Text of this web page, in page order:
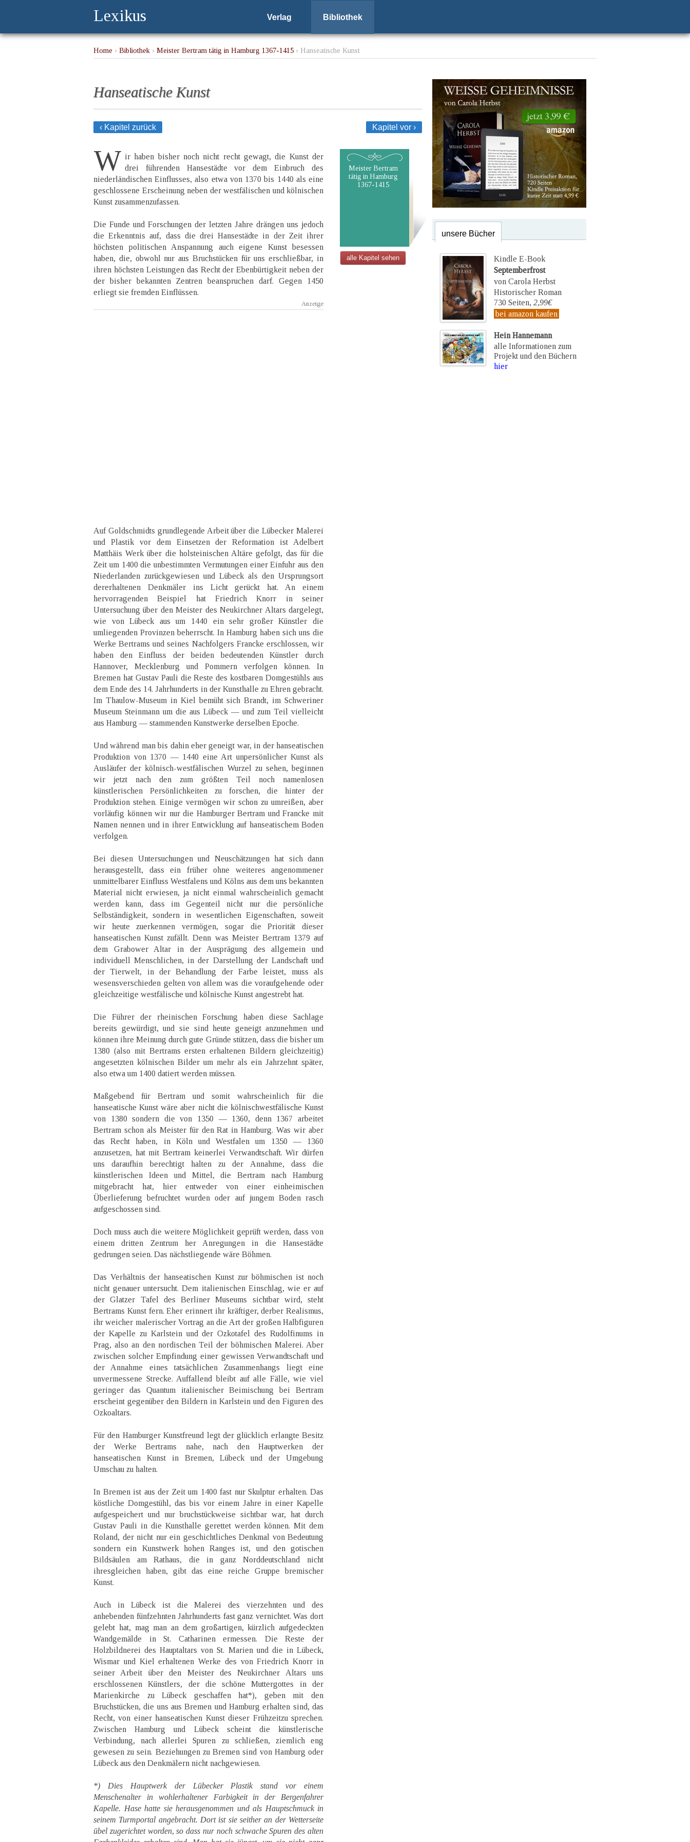
Lexikus Verlag Bibliothek
Home › Bibliothek › Meister Bertram tätig in Hamburg 1367-1415 › Hanseatische Kunst
Hanseatische Kunst
‹ Kapitel zurück Kapitel vor ›
W ir haben bisher noch nicht recht gewagt, die Kunst der
drei führenden Hansestädte vor dem Einbruch des
niederländischen Einflusses, also etwa von 1370 bis 1440 als eine
geschlossene Erscheinung neben der westfälischen und kölnischen
Kunst zusammenzufassen.
Die Funde und Forschungen der letzten Jahre drängen uns jedoch
die Erkenntnis auf, dass die drei Hansestädte in der Zeit ihrer
höchsten politischen Anspannung auch eigene Kunst besessen
haben, die, obwohl nur aus Bruchstücken für uns erschließbar, in
ihren höchsten Leistungen das Recht der Ebenbürtigkeit neben der
der bisher bekannten Zentren beanspruchen darf. Gegen 1450
erliegt sie fremden Einflüssen.
Auf Goldschmidts grundlegende Arbeit über die Lübecker Malerei
und Plastik vor dem Einsetzen der Reformation ist Adelbert
Matthäis Werk über die holsteinischen Altäre gefolgt, das für die
Zeit um 1400 die unbestimmten Vermutungen einer Einfuhr aus den
Niederlanden zurückgewiesen und Lübeck als den Ursprungsort
dererhaltenen Denkmäler ins Licht gerückt hat. An einem
hervorragenden Beispiel hat Friedrich Knorr in seiner
Untersuchung über den Meister des Neukirchner Altars dargelegt,
wie von Lübeck aus um 1440 ein sehr großer Künstler die
umliegenden Provinzen beherrscht. In Hamburg haben sich uns die
Werke Bertrams und seines Nachfolgers Francke erschlossen, wir
haben den Einfluss der beiden bedeutenden Künstler durch
Hannover, Mecklenburg und Pommern verfolgen können. In
Bremen hat Gustav Pauli die Reste des kostbaren Domgestühls aus
dem Ende des 14. Jahrhunderts in der Kunsthalle zu Ehren gebracht.
Im Thaulow-Museum in Kiel bemüht sich Brandt, im Schweriner
Museum Steinmann um die aus Lübeck — und zum Teil vielleicht
aus Hamburg — stammenden Kunstwerke derselben Epoche.
Und während man bis dahin eher geneigt war, in der hanseatischen
Produktion von 1370 — 1440 eine Art unpersönlicher Kunst als
Ausläufer der kölnisch-westfälischen Wurzel zu sehen, beginnen
wir jetzt nach den zum größten Teil noch namenlosen
künstlerischen Persönlichkeiten zu forschen, die hinter der
Produktion stehen. Einige vermögen wir schon zu umreißen, aber
vorläufig können wir nur die Hamburger Bertram und Francke mit
Namen nennen und in ihrer Entwicklung auf hanseatischem Boden
verfolgen.
Bei diesen Untersuchungen und Neuschätzungen hat sich dann
herausgestellt, dass ein früher ohne weiteres angenommener
unmittelbarer Einfluss Westfalens und Kölns aus dem uns bekannten
Material nicht erwiesen, ja nicht einmal wahrscheinlich gemacht
werden kann, dass im Gegenteil nicht nur die persönliche
Selbständigkeit, sondern in wesentlichen Eigenschaften, soweit
wir heute zuerkennen vermögen, sogar die Priorität dieser
hanseatischen Kunst zufällt. Denn was Meister Bertram 1379 auf
dem Grabower Altar in der Ausprägung des allgemein und
individuell Menschlichen, in der Darstellung der Landschaft und
der Tierwelt, in der Behandlung der Farbe leistet, muss als
wesensverschieden gelten von allem was die voraufgehende oder
gleichzeitige westfälische und kölnische Kunst angestrebt hat.
Die Führer der rheinischen Forschung haben diese Sachlage
bereits gewürdigt, und sie sind heute geneigt anzunehmen und
können ihre Meinung durch gute Gründe stützen, dass die bisher um
1380 (also mit Bertrams ersten erhaltenen Bildern gleichzeitig)
angesetzten kölnischen Bilder um mehr als ein Jahrzehnt später,
also etwa um 1400 datiert werden müssen.
Maßgebend für Bertram und somit wahrscheinlich für die
hanseatische Kunst wäre aber nicht die kölnischwestfälische Kunst
von 1380 sondern die von 1350 — 1360, denn 1367 arbeitet
Bertram schon als Meister für den Rat in Hamburg. Was wir aber
das Recht haben, in Köln und Westfalen um 1350 — 1360
anzusetzen, hat mit Bertram keinerlei Verwandtschaft. Wir dürfen
uns daraufhin berechtigt halten zu der Annahme, dass die
künstlerischen Ideen und Mittel, die Bertram nach Hamburg
mitgebracht hat, hier entweder von einer einheimischen
Überlieferung befruchtet wurden oder auf jungem Boden rasch
aufgeschossen sind.
Doch muss auch die weitere Möglichkeit geprüft werden, dass von
einem dritten Zentrum her Anregungen in die Hansestädte
gedrungen seien. Das nächstliegende wäre Böhmen.
Das Verhältnis der hanseatischen Kunst zur böhmischen ist noch
nicht genauer untersucht. Dem italienischen Einschlag, wie er auf
der Glatzer Tafel des Berliner Museums sichtbar wird, steht
Bertrams Kunst fern. Eher erinnert ihr kräftiger, derber Realismus,
ihr weicher malerischer Vortrag an die Art der großen Halbfiguren
der Kapelle zu Karlstein und der Ozkotafel des Rudolfinums in
Prag, also an den nordischen Teil der böhmischen Malerei. Aber
zwischen solcher Empfindung einer gewissen Verwandtschaft und
der Annahme eines tatsächlichen Zusammenhangs liegt eine
unvermessene Strecke. Auffallend bleibt auf alle Fälle, wie viel
geringer das Quantum italienischer Beimischung bei Bertram
erscheint gegenüber den Bildern in Karlstein und den Figuren des
Ozkoaltars.
Für den Hamburger Kunstfreund legt der glücklich erlangte Besitz
der Werke Bertrams nahe, nach den Hauptwerken der
hanseatischen Kunst in Bremen, Lübeck und der Umgebung
Umschau zu halten.
In Bremen ist aus der Zeit um 1400 fast nur Skulptur erhalten. Das
köstliche Domgestühl, das bis vor einem Jahre in einer Kapelle
aufgespeichert und nur bruchstückweise sichtbar war, hat durch
Gustav Pauli in die Kunsthalle gerettet werden können. Mit dem
Roland, der nicht nur ein geschichtliches Denkmal von Bedeutung
sondern ein Kunstwerk hohen Ranges ist, und den gotischen
Bildsäulen am Rathaus, die in ganz Norddeutschland nicht
ihresgleichen haben, gibt das eine reiche Gruppe bremischer
Kunst.
Auch in Lübeck ist die Malerei des vierzehnten und des
anhebenden fünfzehnten Jahrhunderts fast ganz vernichtet. Was dort
gelebt hat, mag man an dem großartigen, kürzlich aufgedeckten
Wandgemälde in St. Catharinen ermessen. Die Reste der
Holzbildnerei des Hauptaltars von St. Marien und die in Lübeck,
Wismar und Kiel erhaltenen Werke des von Friedrich Knorr in
seiner Arbeit über den Meister des Neukirchner Altars uns
erschlossenen Künstlers, der die schöne Muttergottes in der
Marienkirche zu Lübeck geschaffen hat*), geben mit den
Bruchstücken, die uns aus Bremen und Hamburg erhalten sind, das
Recht, von einer hanseatischen Kunst dieser Frühzeitzu sprechen.
Zwischen Hamburg und Lübeck scheint die künstlerische
Verbindung, nach allerlei Spuren zu schließen, ziemlich eng
gewesen zu sein. Beziehungen zu Bremen sind von Hamburg oder
Lübeck aus den Denkmälern nicht nachgewiesen.
*) Dies Hauptwerk der Lübecker Plastik stand vor einem
Menschenalter in wohlerhaltener Farbigkeit in der Bergenfahrer
Kapelle. Hase hatte sie herausgenommen und als Hauptschmuck in
seinem Turmportal angebracht. Dort ist sie seither an der Wetterseite
übel zugerichtet worden, so dass nur noch schwache Spuren des alten
Meister Bertram
tätig in Hamburg
1367-1415
alle Kapitel sehen
unsere Bücher
Kindle E-Book
Septemberfrost
von Carola Herbst
Historischer Roman
730 Seiten, 2,99€
bei amazon kaufen
Hein Hannemann
alle Informationen zum
Projekt und den Büchern
hier